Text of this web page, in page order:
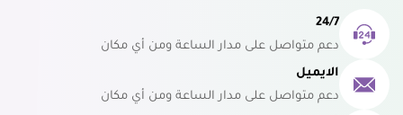
24/7
دعم متواصل على مدار الساعة ومن أي مكان
الايميل
دعم متواصل على مدار الساعة ومن أي مكان